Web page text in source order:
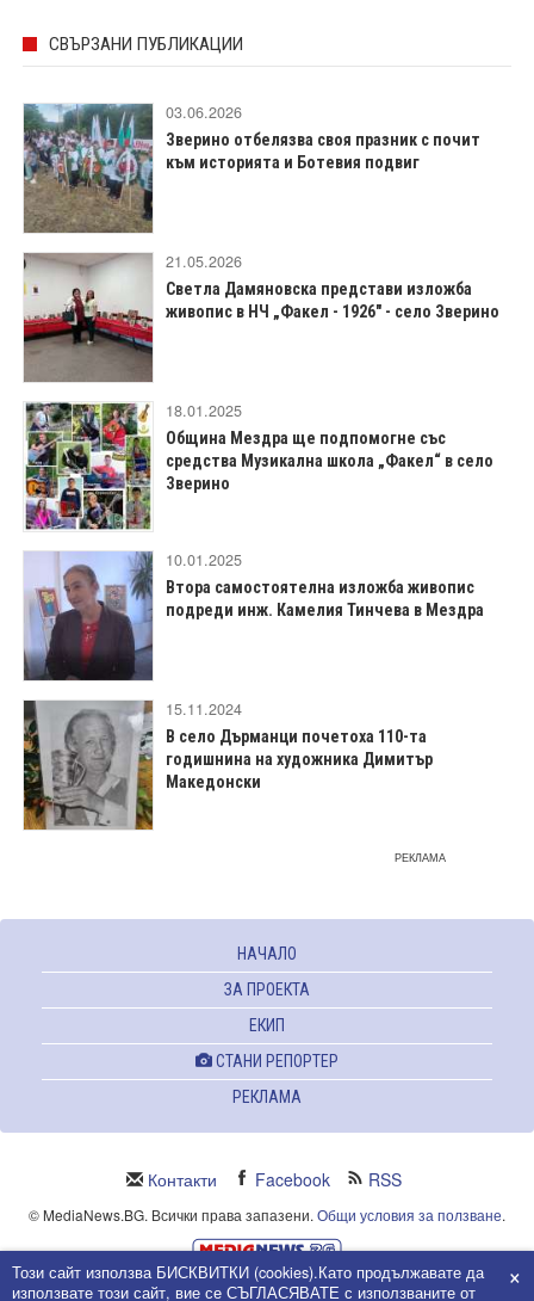
СВЪРЗАНИ ПУБЛИКАЦИИ
03.06.2026
Зверино отбелязва своя празник с почит
към историята и Ботевия подвиг
21.05.2026
Светла Дамяновска представи изложба
живопис в НЧ „Факел - 1926" - село Зверино
18.01.2025
Община Мездра ще подпомогне със
средства Музикална школа „Факел“ в село
Зверино
10.01.2025
Втора самостоятелна изложба живопис
подреди инж. Камелия Тинчева в Мездра
15.11.2024
В село Дърманци почетоха 110-та
годишнина на художника Димитър
Македонски
РЕКЛАМА
НАЧАЛО
ЗА ПРОЕКТА
ЕКИП
СТАНИ РЕПОРТЕР
РЕКЛАМА
Контакти Facebook RSS
© MediaNews.BG. Всички права запазени. Общи условия за ползване.
Powered and owned by Intersat Ltd.
Този сайт използва БИСКВИТКИ (cookies).Като продължавате да
използвате този сайт, вие се СЪГЛАСЯВАТЕ с използваните от
×